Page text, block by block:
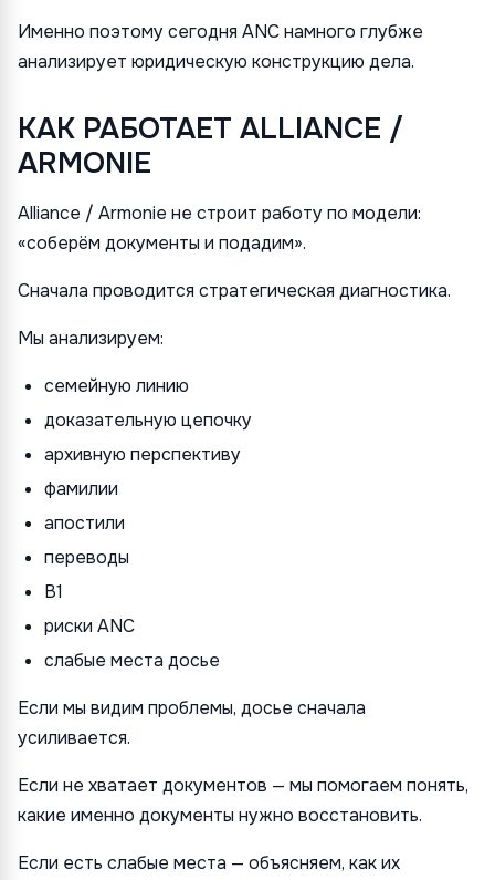
Именно поэтому сегодня ANC намного глубже
анализирует юридическую конструкцию дела.
КАК РАБОТАЕТ ALLIANCE /
ARMONIE
Alliance / Armonie не строит работу по модели:
«соберём документы и подадим».
Сначала проводится стратегическая диагностика.
Мы анализируем:
семейную линию
доказательную цепочку
архивную перспективу
фамилии
апостили
переводы
B1
риски ANC
слабые места досье
Если мы видим проблемы, досье сначала
усиливается.
Если не хватает документов — мы помогаем понять,
какие именно документы нужно восстановить.
Если есть слабые места — объясняем, как их